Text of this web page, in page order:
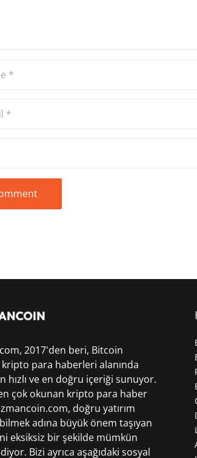
2017'den beri, Bitcoin
kripto para haberleri alanında
hızlı ve en doğru içeriği sunuyor.
çok okunan kripto para haber
doğru yatırım
adına büyük önem taşıyan
eksiksiz bir şekilde mümkün
Bizi ayrıca aşağıdaki sosyal